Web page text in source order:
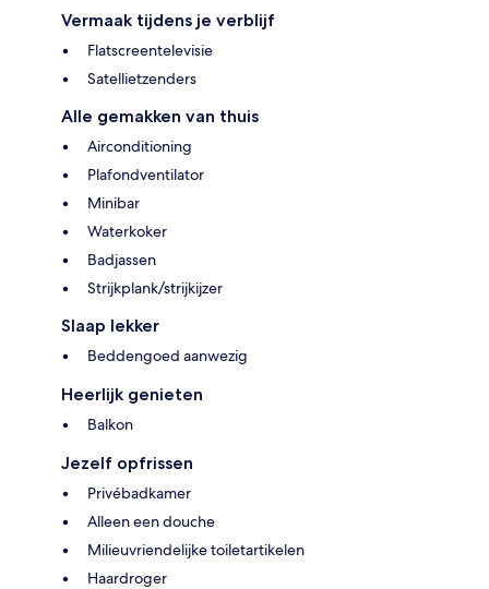
Vermaak tijdens je verblijf
Flatscreentelevisie
Satellietzenders
Alle gemakken van thuis
Airconditioning
Plafondventilator
Minibar
Waterkoker
Badjassen
Strijkplank/strijkijzer
Slaap lekker
Beddengoed aanwezig
Heerlijk genieten
Balkon
Jezelf opfrissen
Privébadkamer
Alleen een douche
Milieuvriendelijke toiletartikelen
Haardroger